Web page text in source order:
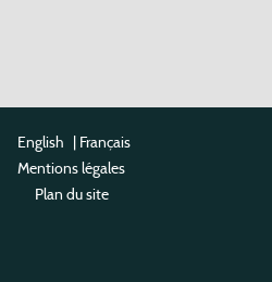
English | Français
Mentions légales
Plan du site